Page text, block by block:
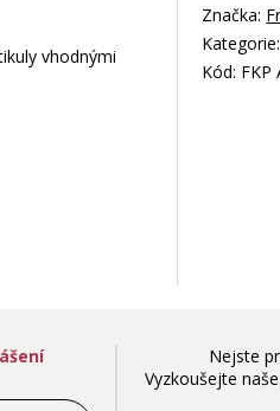
vhodnými
Značka:
Kategorie:
Kód: FKP
Nejste
Vyzkoušejte